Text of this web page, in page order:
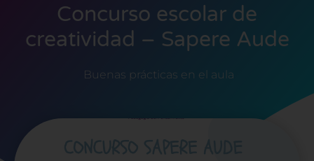
Concurso escolar de
creatividad – Sapere Aude
Buenas prácticas en el aula